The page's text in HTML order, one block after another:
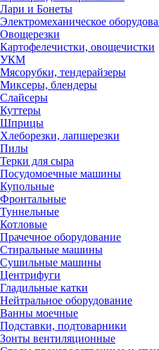
Лари и Бонеты
Электромеханическое
Овощерезки
Картофелечистки, овощечистки
УКМ
Мясорубки, тендерайзеры
Миксеры, блендеры
Слайсеры
Куттеры
Шприцы
Хлеборезки, лапшерезки
Пилы
Терки для сыра
Посудомоечные машины
Купольные
Фронтальные
Туннельные
Котловые
Прачечное оборудование
Стиральные машины
Сушильные машины
Центрифуги
Гладильные катки
Нейтральное оборудование
Ванны моечные
Подставки, подтоварники
Зонты вентиляционные